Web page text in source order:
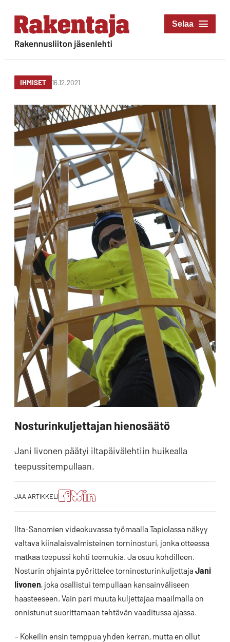
Siirry
suoraan
sisältöön
Rakentaja-lehti
IHMISET 16.12.2021
Nosturinkuljettajan hienosäätö
Jani Iivonen päätyi iltapäivälehtiin huikealla
teepussitempullaan.
JAA ARTIKKELI
Jaa
artikkeli
Facebookissa
Jaa
artikkeli
Blueskyssa
Jako:
Jaa
artikkeli
Ilta-Sanomien videokuvassa työmaalla Tapiolassa näkyy
valtava kiinalaisvalmisteinen torninosturi, jonka otteessa
matkaa teepussi kohti teemukia. Ja osuu kohdilleen.
Nosturin ohjainta pyörittelee torninosturinkuljettaja Jani
Iivonen, joka osallistui tempullaan kansainväliseen
haasteeseen. Vain pari muuta kuljettajaa maailmalla on
onnistunut suorittamaan tehtävän vaaditussa ajassa.
– Kokeilin ensin temppua yhden kerran, mutta en ollut